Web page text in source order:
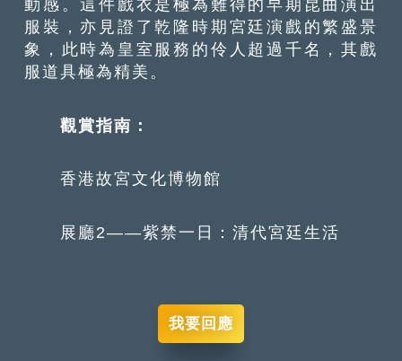
動感。這件戲衣是極為難得的早期昆曲演出
服裝，亦見證了乾隆時期宮廷演戲的繁盛景
象，此時為皇室服務的伶人超過千名，其戲
服道具極為精美。
觀賞指南：
香港故宮文化博物館
展廳2——紫禁一日：清代宮廷生活
我要回應